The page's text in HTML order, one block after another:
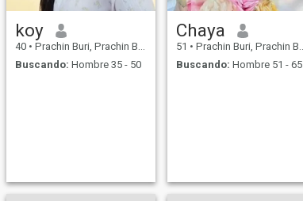
koy
40 • Prachin Buri, Prachin Buri, Tailandia
Buscando: Hombre 35 - 50
Chaya
51 • Prachin Buri, Prachin Buri, Tailandia
Buscando: Hombre 51 - 65